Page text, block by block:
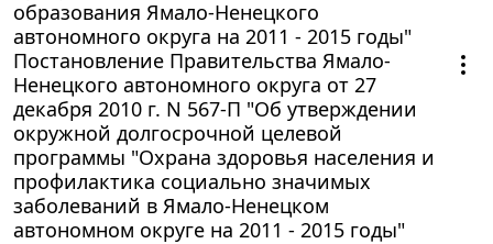
образования Ямало-Ненецкого
автономного округа на 2011 - 2015 годы"
Постановление Правительства Ямало-
Ненецкого автономного округа от 27
декабря 2010 г. N 567-П "Об утверждении
окружной долгосрочной целевой
программы "Охрана здоровья населения и
профилактика социально значимых
заболеваний в Ямало-Ненецком
автономном округе на 2011 - 2015 годы"